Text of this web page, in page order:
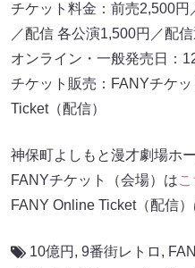
チケット料金：前売2,500円
／配信 各公演1,500円／配
オンライン・一般発売日：
チケット販売：FANYチケ
Ticket（配信）
神保町よしもと漫才劇場ホ
FANYチケット（会場）は
FANY Online Ticket（配信
10億円 , 9番街レトロ ,